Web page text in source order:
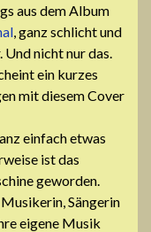
aus dem Album
, ganz schlicht und
Und nicht nur das.
ein kurzes
mit diesem Cover
einfach etwas
ist das
geworden.
Sängerin
eigene Musik